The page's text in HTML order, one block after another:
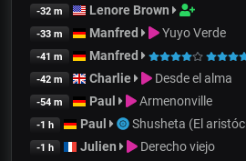
-32 m Lenore Brown
-33 m Manfred Yuyo Verde
-41 m Manfred
-42 m Charlie Desde el alma
-54 m Paul Armenonville
-1 h Paul Shusheta (El
-1 h Julien Derecho viejo